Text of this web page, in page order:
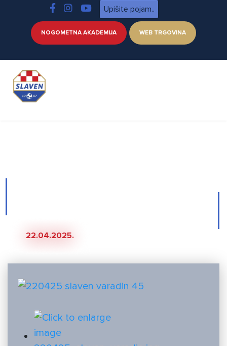
NOGOMETNA AKADEMIJA WEB TRGOVINA
22.04.2025.